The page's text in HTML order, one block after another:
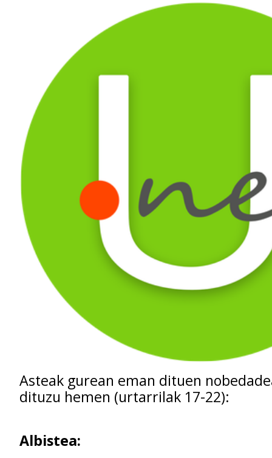
Asteak gurean eman dituen
dituzu hemen (urtarrilak 17-22):
Albistea: